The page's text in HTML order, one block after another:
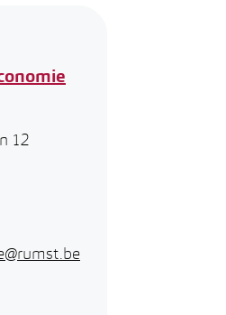
12
@rumst.be
economie
- lokale economie